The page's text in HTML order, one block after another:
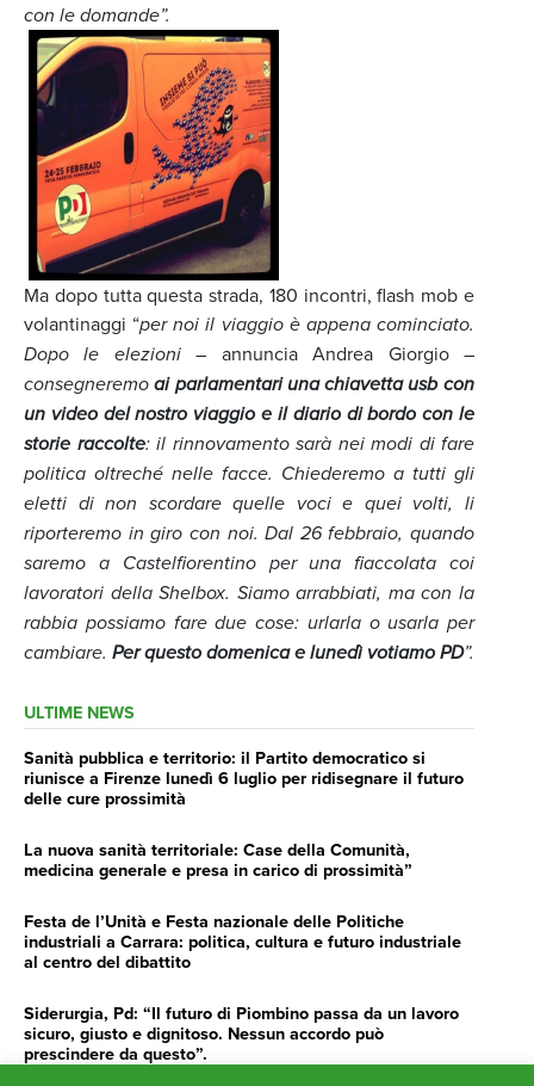
con le domande”.
Ma dopo tutta questa strada, 180 incontri, flash mob e
volantinaggi “per noi il viaggio è appena cominciato.
Dopo le elezioni– annuncia Andrea Giorgio –
consegneremoai parlamentari una chiavetta usb con
un video del nostro viaggio e il diario di bordo con le
storie raccolte: il rinnovamento sarà nei modi di fare
politica oltreché nelle facce. Chiederemo a tutti gli
eletti di non scordare quelle voci e quei volti, li
riporteremo in giro con noi. Dal 26 febbraio, quando
saremo a Castelfiorentino per una fiaccolata coi
lavoratori della Shelbox. Siamo arrabbiati, ma con la
rabbia possiamo fare due cose: urlarla o usarla per
cambiare. Per questo domenica e lunedì votiamo PD”.
ULTIME NEWS
Sanità pubblica e territorio: il Partito democratico si
riunisce a Firenze lunedì 6 luglio per ridisegnare il futuro
delle cure prossimità
La nuova sanità territoriale: Case della Comunità,
medicina generale e presa in carico di prossimità”
Festa de l’Unità e Festa nazionale delle Politiche
industriali a Carrara: politica, cultura e futuro industriale
al centro del dibattito
Siderurgia, Pd: “Il futuro di Piombino passa da un lavoro
sicuro, giusto e dignitoso. Nessun accordo può
prescindere da questo”.